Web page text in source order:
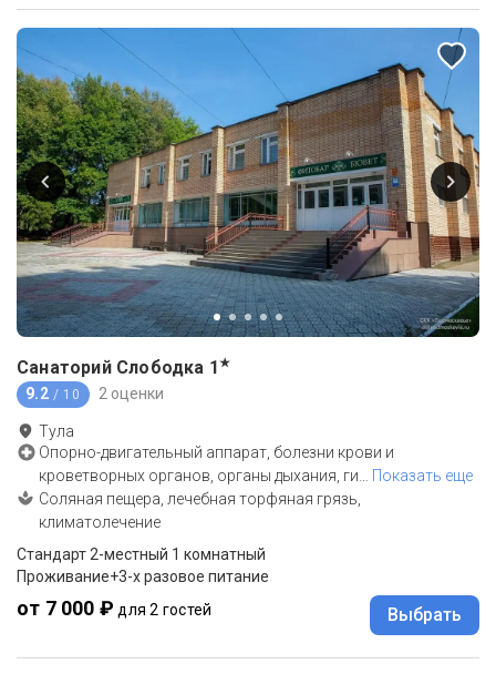
Санаторий Слободка 1★
9.2 / 10 2 оценки
Тула
Опорно-двигательный аппарат, болезни крови и
кроветворных органов, органы дыхания, ги
Показать еще
Соляная пещера, лечебная торфяная грязь,
климатолечение
Стандарт 2-местный 1 комнатный
Проживание+3-х разовое питание
от 7 000 ₽ для 2 гостей Выбрать